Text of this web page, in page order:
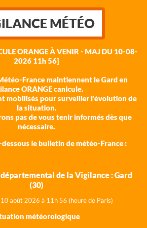
MÉTÉO
ORANGE À VENIR - MAJ DU 10-08-
2026 11h 56]
France maintiennent le Gard en
ORANGE canicule.
mobilisés pour surveiller l'évolution de
la situation.
pas de vous tenir informés dès que
nécessaire.
le bulletin de météo-France :
de la Vigilance : Gard
(30)
10 août 2026 à 11h 56 (heure de Paris)
météorologique